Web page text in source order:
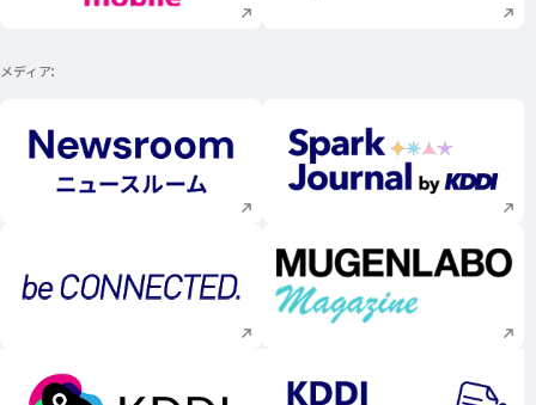
メディア
新規ウィンドウで開く 新規ウィンドウで
新規ウィンドウで開く 新規ウィンドウで